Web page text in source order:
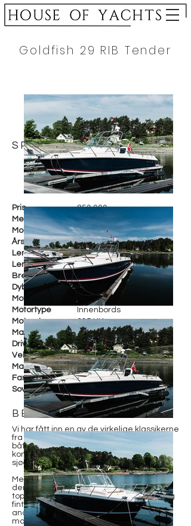
Goldfish 29 RIB Tender
SPESIFIKASJON
Pris
850.000,-
Merke
Goldfish
Modell
29 RIB Tender
Årsmodell
2011
Lengde i cm
890 cm
Lengde i fot
29 fot
Bredde
273 cm
Dybde
Motorfabrikant
Yanmar
Motortype
Innenbords
Motorstr.
315 HK
Maks fart
ca 52 knop
Drivstoff
Diesel
Vekt
ca 1800 kg
Materiale
Glassfiber
Farge
Hvit/Grå
Soveplasser
BESKRIVELSE
Vi har fått inn en av de virkelige klassikerne
fra Goldfish – 29 RIB Tender. Dette er en
båt som har satt standarden for
kombinasjonen av rå ytelse,
sjøegenskaper og solid norsk kvalitet.
Med rundt 1400 timer på motoren leverer
den fortsatt imponerende kraft og en
toppfart godt over 50 knop. Den går utrolig
fint i sjøen, og gir en kjøreglede som få
andre båter i denne størrelsen kan
matche.